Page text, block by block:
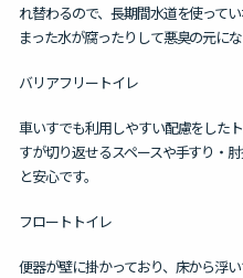
れ替わるので、長期間水道を使って
まった水が腐ったりして悪臭の元に
バリアフリートイレ
車いすでも利用しやすい配慮をした
すが切り返せるスペースや手すり・
と安心です。
フロートトイレ
便器が壁に掛かっており、床から浮